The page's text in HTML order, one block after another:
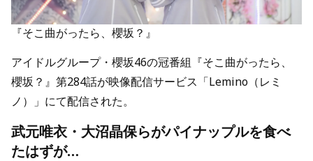
『そこ曲がったら、櫻坂？』
アイドルグループ・櫻坂46の冠番組『そこ曲がったら、
櫻坂？』第284話が映像配信サービス「Lemino（レミ
ノ）」にて配信された。
武元唯衣・大沼晶保らがパイナップルを食べ
たはずが…